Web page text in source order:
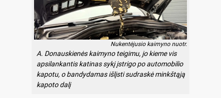
Nukentėjusio kaimyno nuotr.
A. Donauskienės kaimyno teigimu, jo kieme vis
apsilankantis katinas sykį įstrigo po automobilio
kapotu, o bandydamas išlįsti sudraskė minkštąją
kapoto dalį